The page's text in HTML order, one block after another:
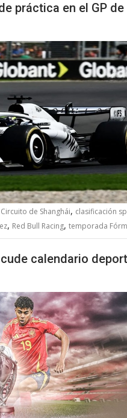
práctica en el GP de
Circuito de Shanghái, clasificación
, Red Bull Racing, temporada
calendario